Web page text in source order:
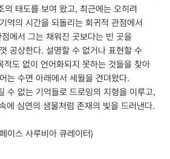
의 태도를 보여 왔고, 최근에는 오히려
억의 시간을 되돌리는 회귀적 관점에서
에서 그는 채워진 곳보다는 빈 곳을
공상한다. 설명할 수 없거나 표현할 수
적도 없이 언어화되지 못하는 것들을 찾아
는 수면 아래에서 세월을 견뎌왔다.
수 없는 기억들로 드로잉의 지형을 이루고,
에 심연의 샘물처럼 존재의 빛을 드러낸다.
이스 사루비아 큐레이터)